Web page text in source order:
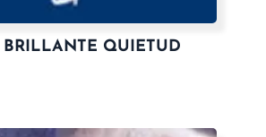
BRILLANTE QUIETUD